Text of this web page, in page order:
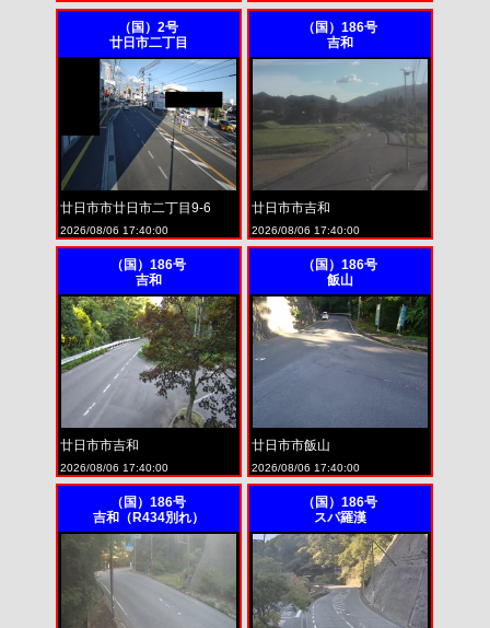
（国）2号
廿日市二丁目
廿日市市廿日市二丁目9-6
2026/08/06 17:40:00
（国）186号
吉和
廿日市市吉和
2026/08/06 17:40:00
（国）186号
吉和
廿日市市吉和
2026/08/06 17:40:00
（国）186号
飯山
廿日市市飯山
2026/08/06 17:40:00
（国）186号
吉和（R434別れ）
（国）186号
スパ羅漢